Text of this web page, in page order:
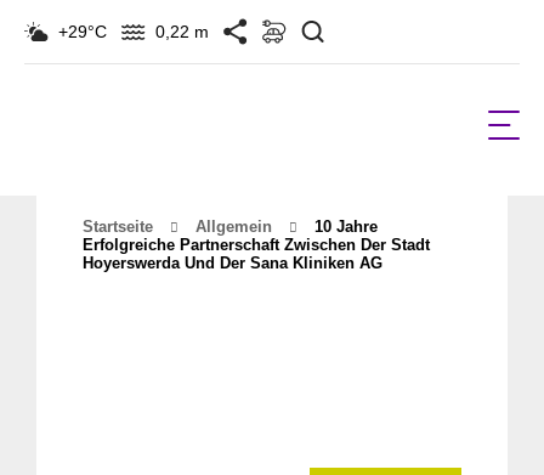
+29°C 0,22 m
Startseite Allgemein
10 Jahre
Erfolgreiche Partnerschaft Zwischen Der Stadt
Hoyerswerda Und Der Sana Kliniken AG